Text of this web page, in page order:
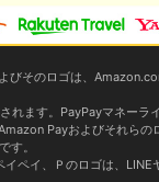
びそのロゴは、
れます。PayPayマネーラ
Payおよびそれらの
す。
ペイ、Ｐのロゴは、LINE